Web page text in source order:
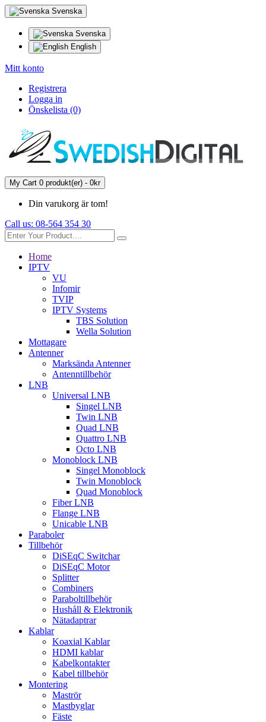
Svenska
Svenska
English
Mitt konto
Registrera
Logga in
Önskelista (0)
My Cart 0 produkt(er) - 0kr
Din varukorg är tom!
Call us: 08-564 354 30
Home
IPTV
VU
Infomir
TVIP
IPTV Systems
TBS Solution
Wella Solution
Mottagare
Antenner
Marksända Antenner
Antenntillbehör
LNB
Universal LNB
Singel LNB
Twin LNB
Quad LNB
Quattro LNB
Octo LNB
Monoblock LNB
Singel Monoblock
Twin Monoblock
Quad Monoblock
Fiber LNB
Flange LNB
Unicable LNB
Paraboler
Tillbehör
DiSEqC Switchar
DiSEqC Motor
Splitter
Combiners
Paraboltillbehör
Hushåll & Elektronik
Nätadaptrar
Kablar
Koaxial Kablar
HDMI kablar
Kabelkontakter
Kabel tillbehör
Montering
Maströr
Mastbyglar
Fäste